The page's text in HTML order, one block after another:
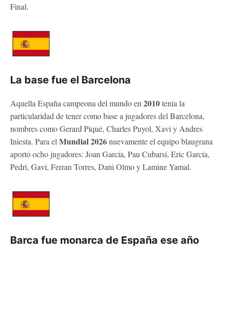
Final.
La base fue el Barcelona
Aquella España campeona del mundo en 2010tenía la
particularidad de tener como base a jugadores del Barcelona,
nombres como Gerard Piqué, Charles Puyol, Xavi y Andres
Iniesta. Para el Mundial 2026nuevamente el equipo blaugrana
aportó ocho jugadores: Joan García, Pau Cubarsí, Eric García,
Pedri, Gavi, Ferran Torres, Dani Olmo y Lamine Yamal.
Barca fue monarca de España ese año